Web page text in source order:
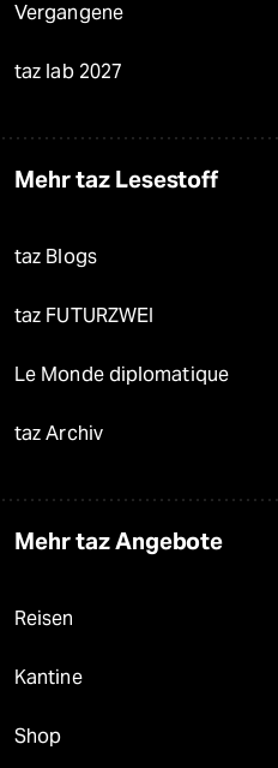
Vergangene
taz lab 2027
Mehr taz Lesestoff
taz Blogs
taz FUTURZWEI
Le Monde diplomatique
taz Archiv
Mehr taz Angebote
Reisen
Kantine
Shop